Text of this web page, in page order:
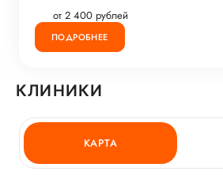
от 2 400 рублей
ПОДРОБНЕЕ
КЛИНИКИ
КАРТА